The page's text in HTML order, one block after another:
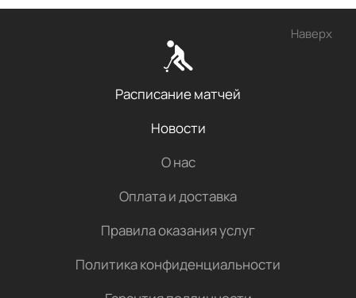
Наверх
Расписание матчей
Новости
О нас
Оплата и доставка
Правила оказания услуг
Политика конфиденциальности